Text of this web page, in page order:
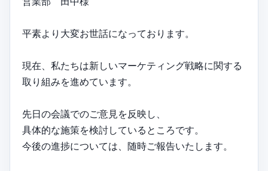
平素より大変お世話になっております。
現在、私たちは新しいマーケティング戦略に関する
取り組みを進めています。
先日の会議でのご意見を反映し、
具体的な施策を検討しているところです。
今後の進捗については、随時ご報告いたします。